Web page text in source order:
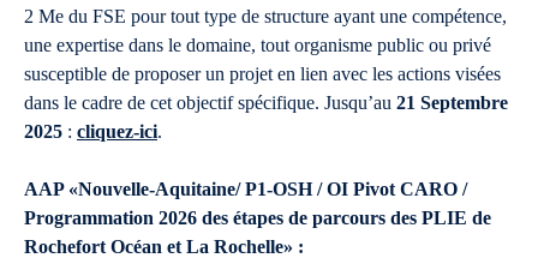
2 Me du FSE pour tout type de structure ayant une compétence,
une expertise dans le domaine, tout organisme public ou privé
susceptible de proposer un projet en lien avec les actions visées
dans le cadre de cet objectif spécifique. Jusqu’au 21 Septembre
2025 : cliquez-ici.
AAP «Nouvelle-Aquitaine/ P1-OSH / OI Pivot CARO /
Programmation 2026 des étapes de parcours des PLIE de
Rochefort Océan et La Rochelle» :